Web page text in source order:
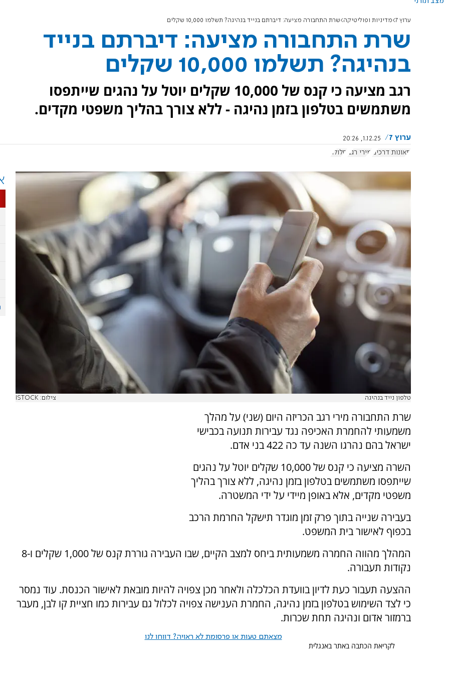
ערוץ 7 מדיניות ופוליטיקה שרת התחבורה מציעה: דיברתם בנייד בנהיגה? תשלמו 10,000 שקלים
שרת התחבורה מציעה: דיברתם בנייד
בנהיגה? תשלמו 10,000 שקלים
רגב מציעה כי קנס של 10,000 שקלים יוטל על נהגים שייתפסו
משתמשים בטלפון בזמן נהיגה - ללא צורך בהליך משפטי מקדים.
ערוץ 7
1.12.25, 20:26
תאונות דרכים מירי רגב סלולר
טלפון נייד בנהיגה צילום: ISTOCK
שרת התחבורה מירי רגב הכריזה היום (שני) על מהלך
משמעותי להחמרת האכיפה נגד עבירות תנועה בכבישי
ישראל בהם נהרגו השנה עד כה 422 בני אדם.
השרה מציעה כי קנס של 10,000 שקלים יוטל על נהגים
שייתפסו משתמשים בטלפון בזמן נהיגה, ללא צורך בהליך
משפטי מקדים, אלא באופן מיידי על ידי המשטרה.
בעבירה שנייה בתוך פרק זמן מוגדר תישקל החרמת הרכב
בכפוף לאישור בית המשפט.
המהלך מהווה החמרה משמעותית ביחס למצב הקיים, שבו העבירה גוררת קנס של 1,000 שקלים ו-8
נקודות תעבורה.
ההצעה תעבור כעת לדיון בוועדת הכלכלה ולאחר מכן צפויה להיות מובאת לאישור הכנסת. עוד נמסר
כי לצד השימוש בטלפון בזמן נהיגה, החמרת הענישה צפויה לכלול גם עבירות כמו חציית קו לבן, מעבר
ברמזור אדום ונהיגה תחת שכרות.
מצאתם טעות או פרסומת לא ראויה? דווחו לנו
לקריאת הכתבה באתר באנגלית